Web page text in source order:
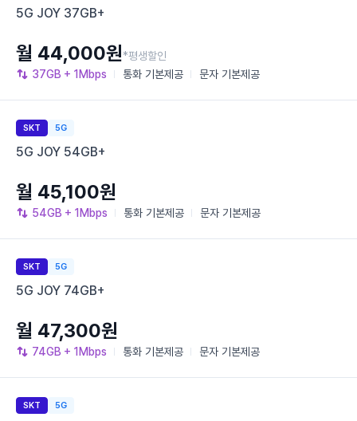
5G JOY 37GB+
37GB + 1Mbps 통화 기본제공 문자 기본제공
월 44,000원*평생할인
SKT 5G
5G JOY 54GB+
54GB + 1Mbps 통화 기본제공 문자 기본제공
월 45,100원
SKT 5G
5G JOY 74GB+
74GB + 1Mbps 통화 기본제공 문자 기본제공
월 47,300원
SKT 5G